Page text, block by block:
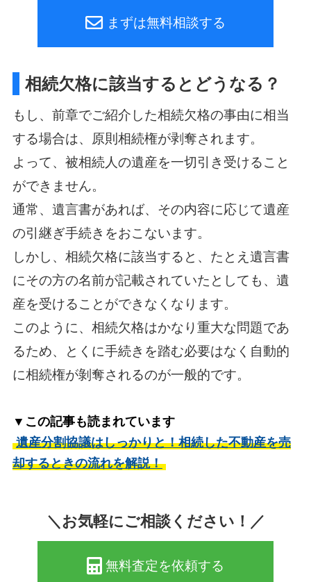
まずは無料相談する
相続欠格に該当するとどうなる？
もし、前章でご紹介した相続欠格の事由に相当
する場合は、原則相続権が剥奪されます。
よって、被相続人の遺産を一切引き受けること
ができません。
通常、遺言書があれば、その内容に応じて遺産
の引継ぎ手続きをおこないます。
しかし、相続欠格に該当すると、たとえ遺言書
にその方の名前が記載されていたとしても、遺
産を受けることができなくなります。
このように、相続欠格はかなり重大な問題であ
るため、とくに手続きを踏む必要はなく自動的
に相続権が剝奪されるのが一般的です。
▼この記事も読まれています
遺産分割協議はしっかりと！相続した不動産を売
却するときの流れを解説！
＼お気軽にご相談ください！／
無料査定を依頼する